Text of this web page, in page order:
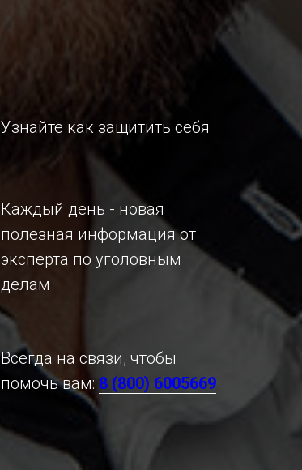
Узнайте как защитить себя
Каждый день - новая
полезная информация от
эксперта по уголовным
делам
Всегда на связи, чтобы
помочь вам: 8 (800) 6005669